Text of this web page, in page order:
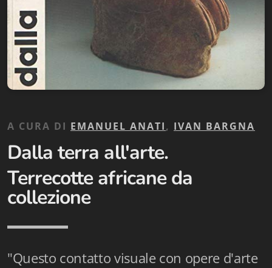
A CURA DI EMANUEL ANATI, IVAN BARGNA
Dalla terra all'arte.
Terrecotte africane da
collezione
"Questo contatto visuale con opere d'arte
Biblioteca letteraria Nord-Sud
Attualità & Studi
Collana di Lugano
Dibattiti & Documenti
EJO- European Journalism Observatory
Facsimili
Immagini & Arte
Incontro con
iQuaderni - fondazioneculturalecollinadoro